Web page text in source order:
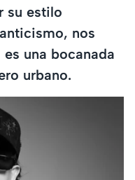
su estilo
nos
una bocanada
urbano.